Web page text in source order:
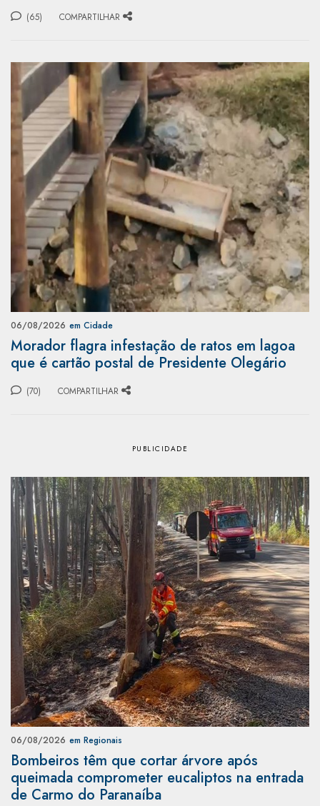
(65) COMPARTILHAR
06/08/2026 em Cidade
Morador flagra infestação de ratos em lagoa
que é cartão postal de Presidente Olegário
(70) COMPARTILHAR
06/08/2026 em Regionais
Bombeiros têm que cortar árvore após
queimada comprometer eucaliptos na entrada
de Carmo do Paranaíba